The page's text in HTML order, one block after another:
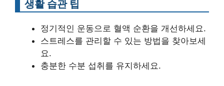
생활 습관 팁
정기적인 운동으로 혈액 순환을 개선하세요.
스트레스를 관리할 수 있는 방법을 찾아보세
요.
충분한 수분 섭취를 유지하세요.